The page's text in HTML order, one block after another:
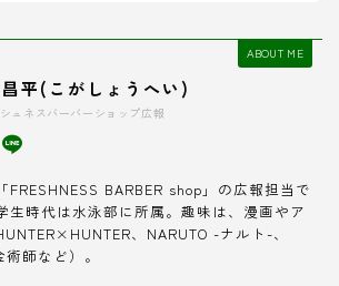
ABOUT ME
平(こがしょうへい)
ュネスバーバーショップ広報
FRESHNESS BARBER shop」の広報担当で
生時代は水泳部に所属。趣味は、漫画やア
、NARUTO -ナルト-、
師など）。